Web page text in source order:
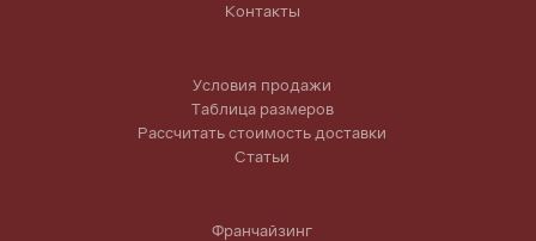
Контакты
Условия продажи
Таблица размеров
Рассчитать стоимость доставки
Статьи
Франчайзинг